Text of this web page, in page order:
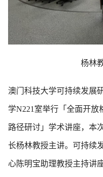
杨林
澳门科技大学可持续发展
学N221室举行「全面开
路径研讨」学术讲座，本
长杨林教授主讲。可持续
心陈明宝助理教授主持讲